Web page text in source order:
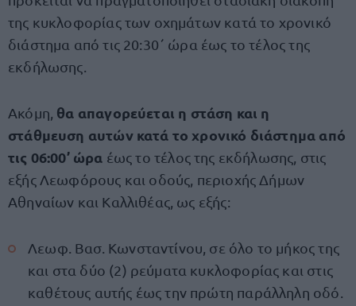
της κυκλοφορίας των οχημάτων κατά το χρονικό
διάστημα από τις 20:30΄ ώρα έως το τέλος της
εκδήλωσης.
Ακόμη, θα απαγορεύεται η στάση και η
στάθμευση αυτών κατά το χρονικό διάστημα από
τις 06:00’ ώρα έως το τέλος της εκδήλωσης, στις
εξής Λεωφόρους και οδούς, περιοχής Δήμων
Αθηναίων και Καλλιθέας, ως εξής:
Λεωφ. Βασ. Κωνσταντίνου, σε όλο το μήκος της
και στα δύο (2) ρεύματα κυκλοφορίας και στις
καθέτους αυτής έως την πρώτη παράλληλη οδό.